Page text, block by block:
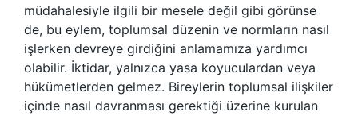
müdahalesiyle ilgili bir mesele değil gibi görünse
de, bu eylem, toplumsal düzenin ve normların nasıl
işlerken devreye girdiğini anlamamıza yardımcı
olabilir. İktidar, yalnızca yasa koyuculardan veya
hükümetlerden gelmez. Bireylerin toplumsal ilişkiler
içinde nasıl davranması gerektiği üzerine kurulan